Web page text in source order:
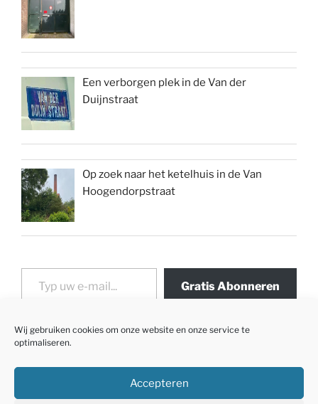
Wij gebruiken cookies om onze website en onze service te
optimaliseren.
Accepteren
Een verborgen plek in de Van der
Duijnstraat
Op zoek naar het ketelhuis in de Van
Hoogendorpstraat
Typ uw e-mail...
Gratis Abonneren